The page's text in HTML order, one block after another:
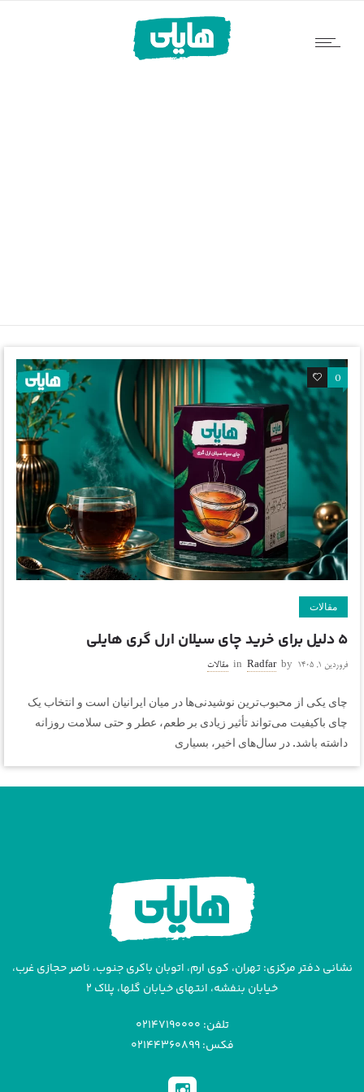
0
0
مقالات
۵ دلیل برای خرید چای سیلان ارل گری هایلی
فروردین ۱, ۱۴۰۵ by
Radfar
in مقالات
چای یکی از محبوب‌ترین نوشیدنی‌ها در میان ایرانیان است و انتخاب یک
چای باکیفیت می‌تواند تأثیر زیادی بر طعم، عطر و حتی سلامت روزانه
داشته باشد. در سال‌های اخیر، بسیاری
نشانی دفتر مرکزی: تهران، کوی ارم، اتوبان باکری جنوب، ناصر حجازی غرب،
خیابان بنفشه، انتهای خیابان گلها، پلاک ۲
تلفن: ۰۲۱۴۷۱۹۰۰۰۰
فکس: ۰۲۱۴۴۳۶۰۸۹۹